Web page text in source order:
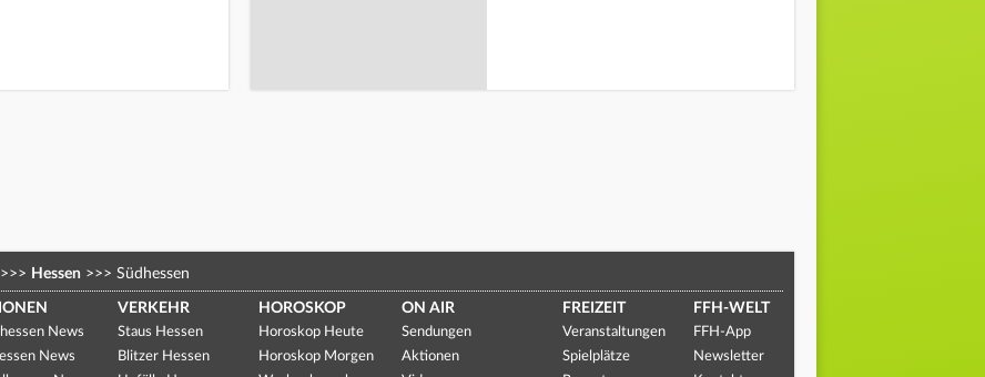
>>> Hessen >>> Südhessen
News
News
VERKEHR
Staus Hessen
Blitzer Hessen
HOROSKOP
Horoskop Heute
Horoskop Morgen
ON AIR
Sendungen
Aktionen
FREIZEIT
Veranstaltungen
Spielplätze
FFH-WELT
FFH-App
Newsletter